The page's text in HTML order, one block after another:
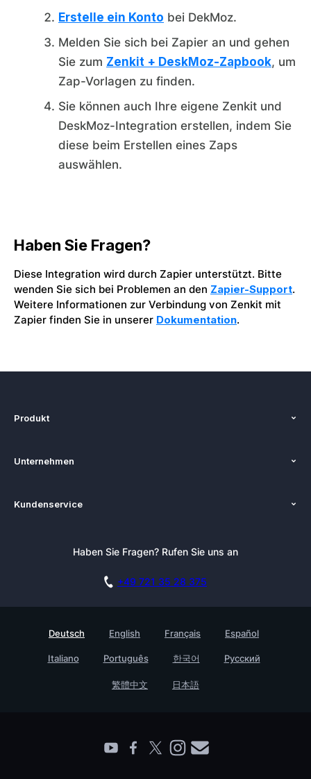
Erstelle ein Konto bei DekMoz.
Melden Sie sich bei Zapier an und gehen
Sie zum Zenkit + DeskMoz-Zapbook, um
Zap-Vorlagen zu finden.
Sie können auch Ihre eigene Zenkit und
DeskMoz-Integration erstellen, indem Sie
diese beim Erstellen eines Zaps
auswählen.
Haben Sie Fragen?
Diese Integration wird durch Zapier unterstützt. Bitte
wenden Sie sich bei Problemen an den Zapier-Support.
Weitere Informationen zur Verbindung von Zenkit mit
Zapier finden Sie in unserer Dokumentation.
Produkt
Preise
Lösungen
Integrationen
Unternehmen
Zenkit in der Presse
Enterprise
Partner finden
Kundenservice
Wissensdatenbank
Prozessmanagement Glossar
Haben Sie Fragen? Rufen Sie uns an
+49 721 35 28 375
Deutsch English Français Español
Italiano Português 한국어 Русский
繁體中文 日本語